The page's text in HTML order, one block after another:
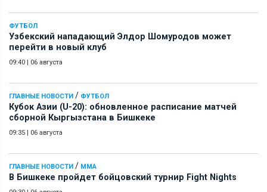
ФУТБОЛ
Узбекский нападающий Элдор Шомуродов может
перейти в новый клуб
09:40 | 06 августа
ГЛАВНЫЕ НОВОСТИ / ФУТБОЛ
Кубок Азии (U-20): обновленное расписание матчей
сборной Кыргызстана в Бишкеке
09:35 | 06 августа
ГЛАВНЫЕ НОВОСТИ / ММА
В Бишкеке пройдет бойцовский турнир Fight Nights